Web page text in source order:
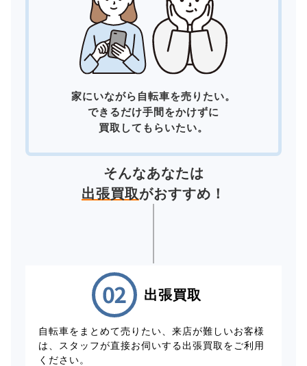
家にいながら自転車を売りたい。
できるだけ手間をかけずに
買取してもらいたい。
そんなあなたは
出張買取がおすすめ！
出張買取
自転車をまとめて売りたい、来店が難しいお客様
は、スタッフが直接お伺いする出張買取をご利用
ください。